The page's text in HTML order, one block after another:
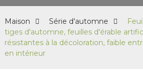
Maison Série d'automne
tiges d'automne, feuilles d'érable
résistantes à la décoloration, faible
en intérieur